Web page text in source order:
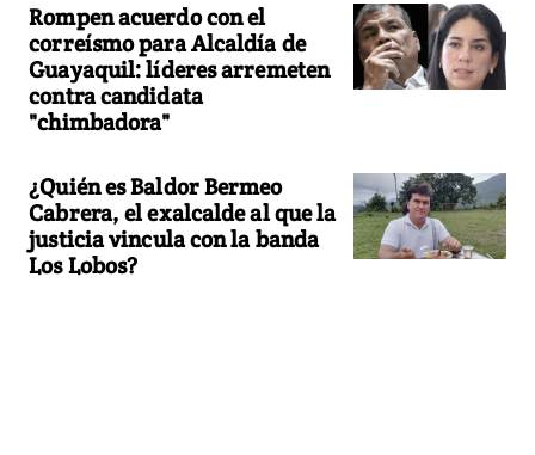
Rompen acuerdo con el
correísmo para Alcaldía de
Guayaquil: líderes arremeten
contra candidata
"chimbadora"
¿Quién es Baldor Bermeo
Cabrera, el exalcalde al que la
justicia vincula con la banda
Los Lobos?